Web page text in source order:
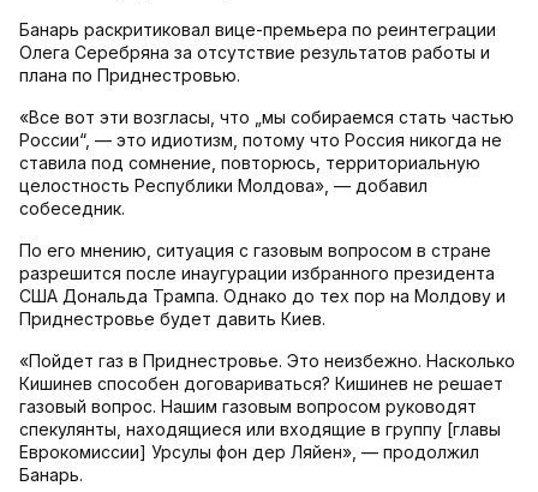
Банарь раскритиковал вице-премьера по реинтеграции
Олега Серебряна за отсутствие результатов работы и
плана по Приднестровью.
«Все вот эти возгласы, что „мы собираемся стать частью
России“, — это идиотизм, потому что Россия никогда не
ставила под сомнение, повторюсь, территориальную
целостность Республики Молдова», — добавил
собеседник.
По его мнению, ситуация с газовым вопросом в стране
разрешится после инаугурации избранного президента
США Дональда Трампа. Однако до тех пор на Молдову и
Приднестровье будет давить Киев.
«Пойдет газ в Приднестровье. Это неизбежно. Насколько
Кишинев способен договариваться? Кишинев не решает
газовый вопрос. Нашим газовым вопросом руководят
спекулянты, находящиеся или входящие в группу [главы
Еврокомиссии] Урсулы фон дер Ляйен», — продолжил
Банарь.